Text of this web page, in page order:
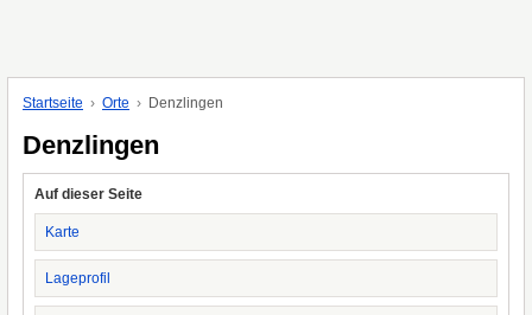
Startseite Orte Denzlingen
Denzlingen
Auf dieser Seite
Karte
Lageprofil